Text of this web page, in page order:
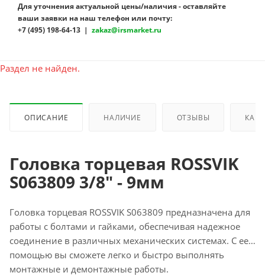
Для уточнения актуальной цены/наличия - оставляйте
ваши заявки на наш телефон или почту:
+7 (495) 198-64-13 | zakaz@irsmarket.ru
Раздел не найден.
ОПИСАНИЕ НАЛИЧИЕ ОТЗЫВЫ КАК
Головка торцевая ROSSVIK
S063809 3/8" - 9мм
Головка торцевая ROSSVIK S063809 предназначена для
работы с болтами и гайками, обеспечивая надежное
соединение в различных механических системах. С ее
помощью вы сможете легко и быстро выполнять
монтажные и демонтажные работы.